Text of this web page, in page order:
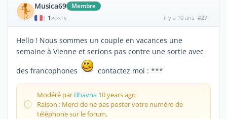
Musica69 Membre
| 1 POSTS il y a 10 ans #27
Hello ! Nous sommes un couple en vacances une
semaine à Vienne et serions pas contre une sortie avec
des francophones
contactez moi : ***
Modéré par Bhavna 10 years ago
Raison : Merci de ne pas poster votre numéro de
téléphone sur le forum.